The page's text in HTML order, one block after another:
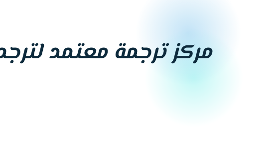
مركز ترجمة معتمد